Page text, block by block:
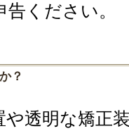
ください。
？
透明な矯正